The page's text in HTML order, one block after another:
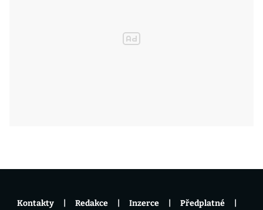
Kontakty Redakce Inzerce Předplatné